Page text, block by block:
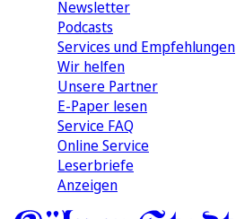
Newsletter
Podcasts
Services und Empfehlungen
Wir helfen
Unsere Partner
E-Paper lesen
Service FAQ
Online Service
Leserbriefe
Anzeigen